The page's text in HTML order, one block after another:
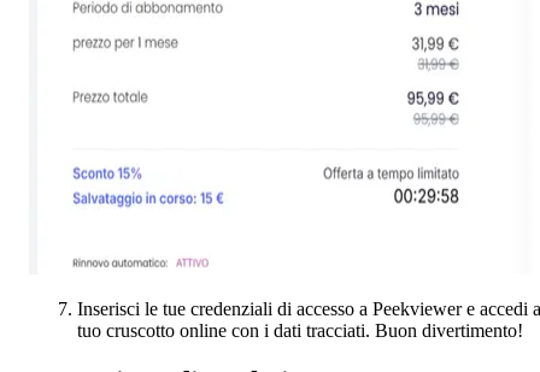
Inserisci le tue credenziali di accesso a Peekviewer e accedi
tuo cruscotto online con i dati tracciati. Buon divertimento!